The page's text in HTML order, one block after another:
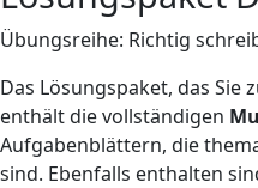
Übungsreihe: Richtig
Das Lösungspaket, das Sie
enthält die vollständigen
Aufgabenblättern, die
sind. Ebenfalls enthalten